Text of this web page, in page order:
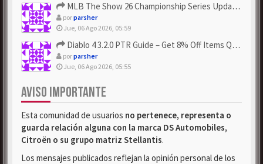
MLB The Show 26 Championship Series Update! Get Cheap & ...
porparsher
Jue, 06 Ago 2026, 05:59
Diablo 4 3.2.0 PTR Guide – Get 8% Off Items Quickly to Test ...
porparsher
Jue, 06 Ago 2026, 05:55
AVISO IMPORTANTE
Esta comunidad de usuarios no pertenece, representa o
guarda relación alguna con la marca DS Automobiles,
Citroën o su grupo matriz Stellantis.
Los mensajes publicados reflejan la opinión personal de los